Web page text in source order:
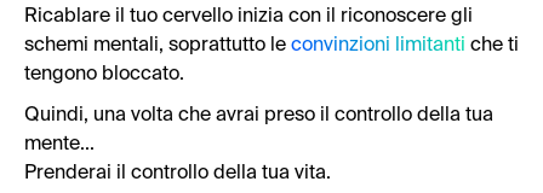
Ricablare il tuo cervello inizia con il riconoscere gli
schemi mentali, soprattutto le convinzioni limitanti che ti
tengono bloccato.
Quindi, una volta che avrai preso il controllo della tua
mente...
Prenderai il controllo della tua vita.